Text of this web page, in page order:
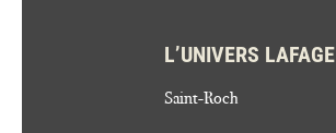
L’UNIVERS LAFAGE
Saint-Roch